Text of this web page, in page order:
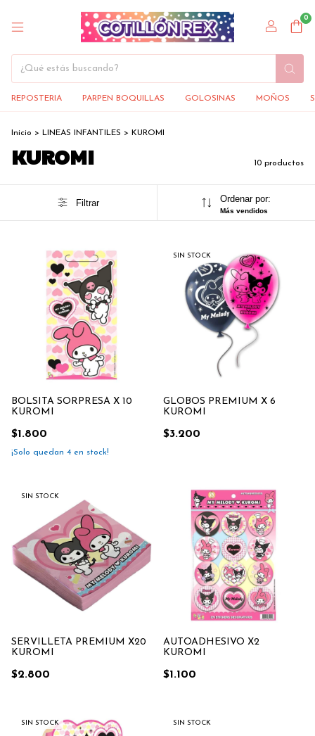
0
REPOSTERIA PARPEN BOQUILLAS GOLOSINAS MOÑOS
Inicio > LINEAS INFANTILES > KUROMI
KUROMI 10 productos
Filtrar Ordenar por:
Más vendidos
BOLSITA SORPRESA X 10
KUROMI
$1.800
¡Solo quedan 4 en stock!
SIN STOCK
GLOBOS PREMIUM X 6
KUROMI
$3.200
SIN STOCK
SERVILLETA PREMIUM X20
KUROMI
$2.800
AUTOADHESIVO X2
KUROMI
$1.100
SIN STOCK SIN STOCK